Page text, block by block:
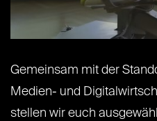
Gemeinsam mit der
Medien- und
stellen wir euch